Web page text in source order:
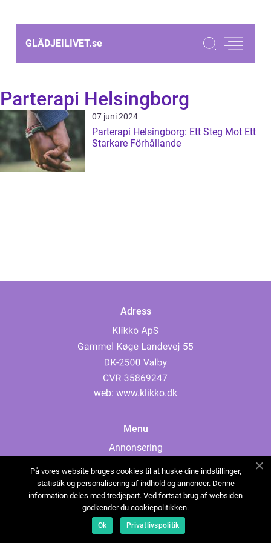
GLÄDJEILIVET.se
Parterapi Helsingborg
07 juni 2024
Parterapi Helsingborg: Ett Steg Mot Ett
Starkare Förhållande
Adress
web: www.klikko.dk
Menu
Annonsering
Cookies
Kontakta oss
Sitemap
På vores website bruges cookies til at huske dine indstillinger,
statistik og personalisering af indhold og annoncer. Denne
information deles med tredjepart. Ved fortsat brug af websiden
godkender du cookiepolitikken.
Ok Privatlivspolitik